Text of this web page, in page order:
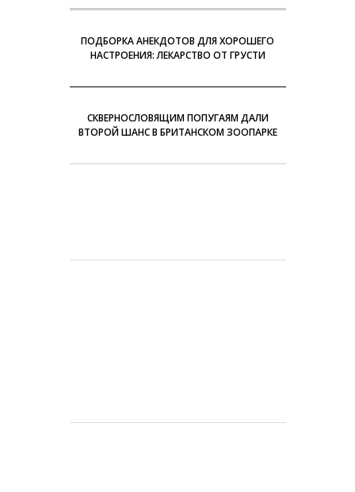
ПОДБОРКА АНЕКДОТОВ ДЛЯ ХОРОШЕГО
НАСТРОЕНИЯ: ЛЕКАРСТВО ОТ ГРУСТИ
СКВЕРНОСЛОВЯЩИМ ПОПУГАЯМ ДАЛИ
ВТОРОЙ ШАНС В БРИТАНСКОМ ЗООПАРКЕ